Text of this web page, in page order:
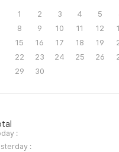
1 2 3 4 5
8
9 10 11 12
15
16 17 18 19
22
23 24 25 26
29
30
:
: